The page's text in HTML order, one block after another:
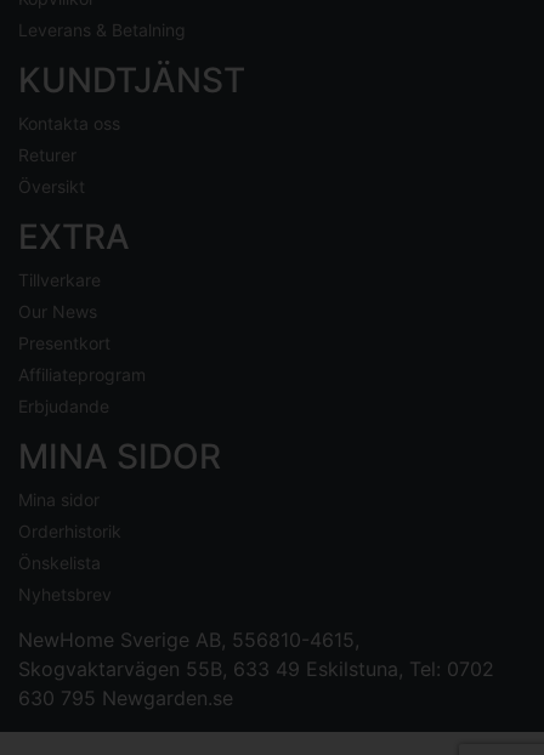
Leverans & Betalning
KUNDTJÄNST
Kontakta oss
Returer
Översikt
EXTRA
Tillverkare
Our News
Presentkort
Affiliateprogram
Erbjudande
MINA SIDOR
Mina sidor
Orderhistorik
Önskelista
Nyhetsbrev
NewHome Sverige AB, 556810-4615,
Skogvaktarvägen 55B, 633 49 Eskilstuna, Tel: 0702
630 795 Newgarden.se